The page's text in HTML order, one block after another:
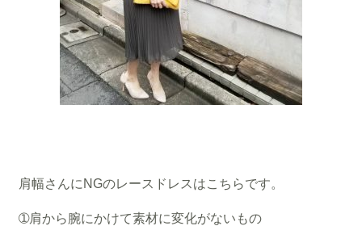
肩幅さんにNGのレースドレスはこちらです。
➀肩から腕にかけて素材に変化がないもの